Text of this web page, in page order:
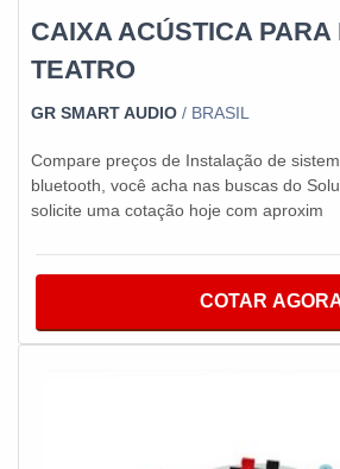
CAIXA ACÚSTICA PARA
TEATRO
GR SMART AUDIO / BRASIL
Compare preços de Instalação de
bluetooth, você acha nas buscas do
solicite uma cotação hoje com aproxim
COTAR